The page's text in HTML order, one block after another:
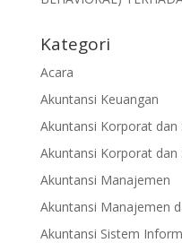
Kategori
Acara
Akuntansi Keuangan
Akuntansi Korporat dan
Akuntansi Korporat dan
Akuntansi Manajemen
Akuntansi Manajemen
Akuntansi Sistem